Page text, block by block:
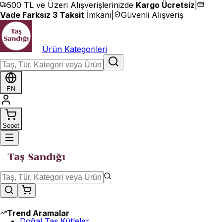
İçeriğe geç
500 TL ve Üzeri Alışverişlerinizde Kargo Ücretsiz
Vade Farksız 3 Taksit İmkanı Güvenli Alışveriş
Ürün Kategorileri
EN
Sepet
Trend Aramalar